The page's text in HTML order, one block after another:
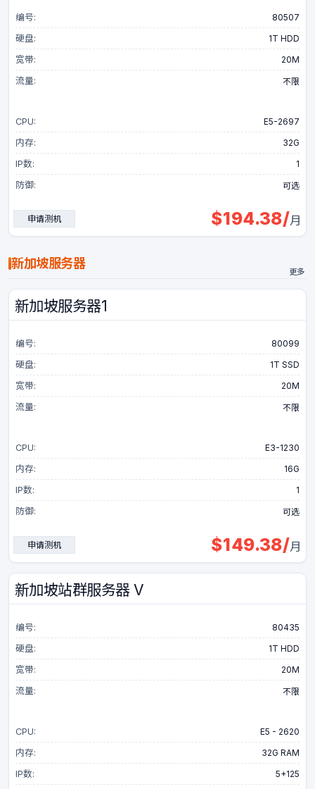
编号:
80507
硬盘:
1T HDD
宽带:
20M
流量:
不限
CPU:
E5-2697
内存:
32G
IP数:
1
防御:
可选
申请测机 $194.38/月
新加坡服务器
更多
新加坡服务器1
编号:
80099
硬盘:
1T SSD
宽带:
20M
流量:
不限
CPU:
E3-1230
内存:
16G
IP数:
1
防御:
可选
申请测机 $149.38/月
新加坡站群服务器 V
编号:
80435
硬盘:
1T HDD
宽带:
20M
流量:
不限
CPU:
E5 - 2620
内存:
32G RAM
IP数:
5+125